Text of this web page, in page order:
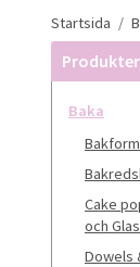
Startsida /
Produkter
Baka
Cake
och
Dowels